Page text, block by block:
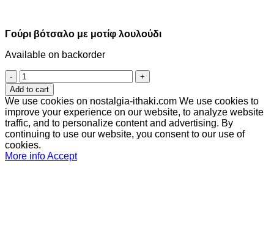
Γούρι βότσαλο με μοτίφ λουλούδι
Available on backorder
Γούρι
βότσαλο
με
μοτίφ
λουλούδι
quantity
Add to cart
We use cookies on nostalgia-ithaki.com We use cookies to
improve your experience on our website, to analyze website
traffic, and to personalize content and advertising. By
continuing to use our website, you consent to our use of
cookies.
More infoAccept